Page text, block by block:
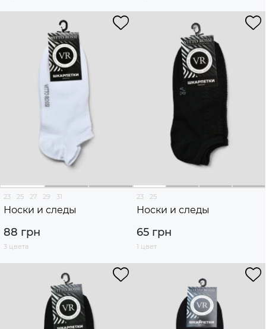
23 25 27 29 31
Носки и следы
88 грн
3 цвета
23 25
Носки и следы
65 грн
1 цвет